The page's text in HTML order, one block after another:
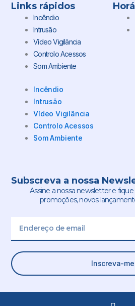
Links rápidos
Incêndio
Intrusão
Vídeo Vigilância
Controlo Acessos
Som Ambiente
Incêndio
Intrusão
Vídeo Vigilância
Controlo Acessos
Som Ambiente
Subscreva a nossa
Assine a nossa newsletter e
promoções, novos
Inscreva-me